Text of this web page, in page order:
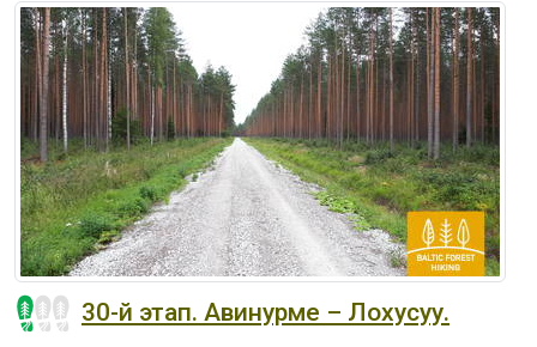
30-й этап. Авинурме – Лохусуу.